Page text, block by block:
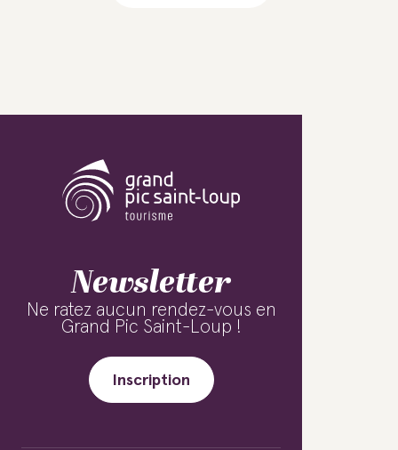
Newsletter
Ne ratez aucun rendez-vous en
Grand Pic Saint-Loup !
Inscription